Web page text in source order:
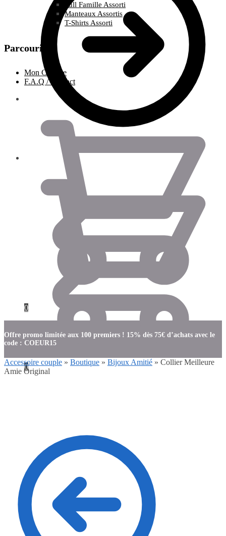
0
Pull Famille Assorti
Manteaux Assortis
T-Shirts Assorti
Parcourir
Mon Compte
F.A.Q / Contact
0
Offre promo limitée aux 100 premiers ! 15% dès 75€ d’achats avec le
code : COEUR15
Accessoire couple » Boutique » Bijoux Amitié » Collier Meilleure
Amie Original